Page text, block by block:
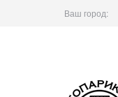
Ваш город: